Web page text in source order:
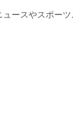
ースやスポー